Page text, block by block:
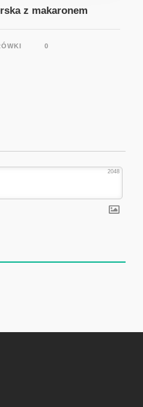
z makaronem
0
2048